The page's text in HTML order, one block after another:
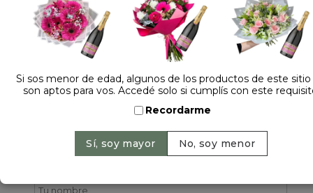
Si sos menor de edad, algunos de los productos de este
son aptos para vos. Accedé solo si cumplís con este
Recordarme